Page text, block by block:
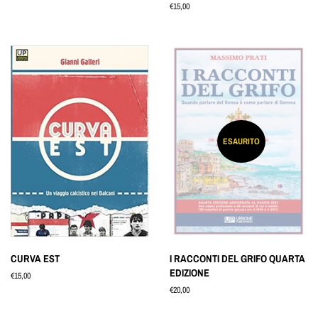
Prezzo
€15,00
CURVA EST
Prezzo
€15,00
ESAURITO
I RACCONTI DEL GRIFO QUARTA
EDIZIONE
Prezzo
€20,00